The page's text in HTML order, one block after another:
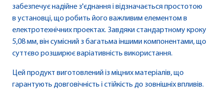
забезпечує надійне з'єднання і відзначається простотою
в установці, що робить його важливим елементом в
електротехнічних проектах. Завдяки стандартному кроку
5,08 мм, він сумісний з багатьма іншими компонентами, що
суттєво розширює варіативність використання.
Цей продукт виготовлений із міцних матеріалів, що
гарантують довговічність і стійкість до зовнішніх впливів.